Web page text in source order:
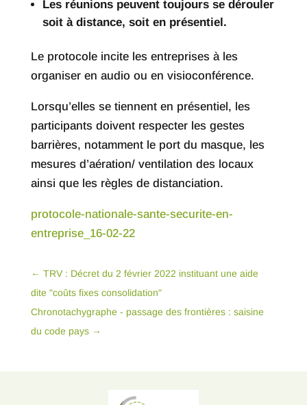
Les réunions peuvent toujours se dérouler
soit à distance, soit en présentiel.
Le protocole incite les entreprises à les
organiser en audio ou en visioconférence.
Lorsqu’elles se tiennent en présentiel, les
participants doivent respecter les gestes
barrières, notamment le port du masque, les
mesures d’aération/ ventilation des locaux
ainsi que les règles de distanciation.
protocole-nationale-sante-securite-en-
entreprise_16-02-22
← TRV : Décret du 2 février 2022 instituant une aide
dite "coûts fixes consolidation"
Chronotachygraphe - passage des frontières : saisine
du code pays→